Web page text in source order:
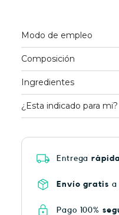
Modo de empleo
Composición
Ingredientes
¿Esta indicado para mi?
Entregarápida
Envío gratis a
Pago 100%